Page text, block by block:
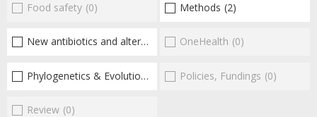
Food safety (0) Methods (2)
New antibiotics and alternatives (14)
OneHealth (0)
Phylogenetics & Evolution Policies, Fundings (0)
Review (0)